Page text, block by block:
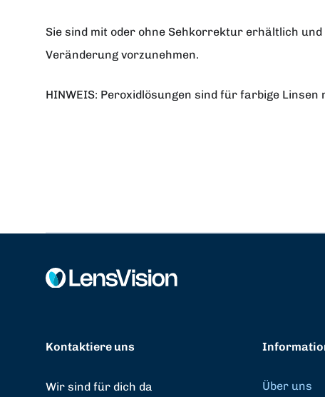
Sie sind mit oder ohne Sehkorrektur erhältlich
Veränderung vorzunehmen.
HINWEIS: Peroxidlösungen sind für farbige
Kontaktiere uns
Wir sind für dich da Über uns